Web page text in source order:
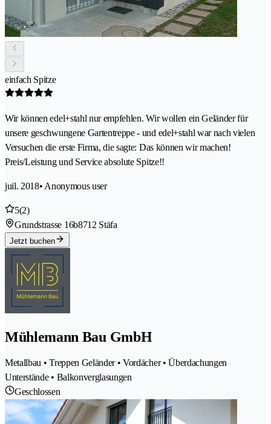
einfach Spitze
Wir können edel+stahl nur empfehlen. Wir wollen ein Geländer für
unsere geschwungene Gartentreppe - und edel+stahl war nach vielen
Versuchen die erste Firma, die sagte: Das können wir machen!
Preis/Leistung und Service absolute Spitze!!
juil. 2018• Anonymous user
5(2)
Grundstrasse 16b8712 Stäfa
Jetzt buchen
Mühlemann Bau GmbH
Metallbau • Treppen Geländer • Vordächer • Überdachungen
Unterstände • Balkonverglasungen
Geschlossen